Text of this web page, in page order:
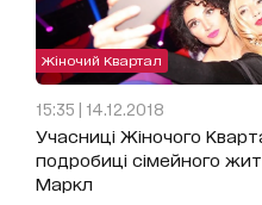
Жіночий Квартал
15:35 | 14.12.2018
Учасниці Жіночого
подробиці сімейного
Маркл